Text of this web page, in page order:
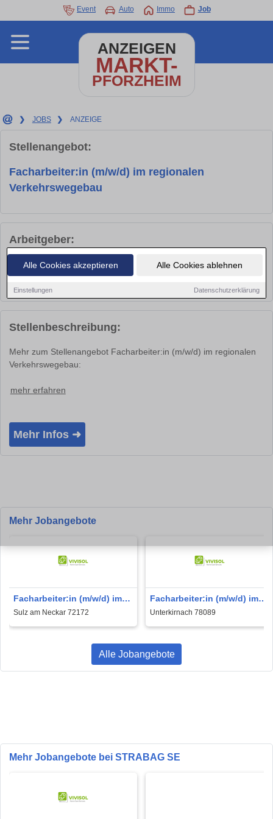
Alle Cookies akzeptieren Alle Cookies ablehnen
Einstellungen Datenschutzerklärung
Event Auto Immo Job
ANZEIGEN
MARKT-
PFORZHEIM
❯ JOBS ❯ ANZEIGE
Stellenangebot:
Facharbeiter:in (m/w/d) im regionalen
Verkehrswegebau
Arbeitgeber:
Ort
Karlsruhe 76133
Stellenbeschreibung:
Mehr zum Stellenangebot Facharbeiter:in (m/w/d) im regionalen
Verkehrswegebau:
mehr erfahren
Mehr Infos ➜
Mehr Jobangebote
Facharbeiter:in (m/w/d) im
regionalen
Verkehrswegebau
Sulz am Neckar 72172
Facharbeiter:in (m/w/d) im
regionalen
Verkehrswegebau
Unterkirnach 78089
Alle Jobangebote
Mehr Jobangebote bei STRABAG SE